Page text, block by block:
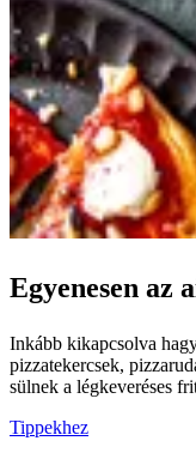
Egyenesen az
Inkább kikapcsolva
pizzatekercsek,
sülnek a légkeveréses
Tippekhez